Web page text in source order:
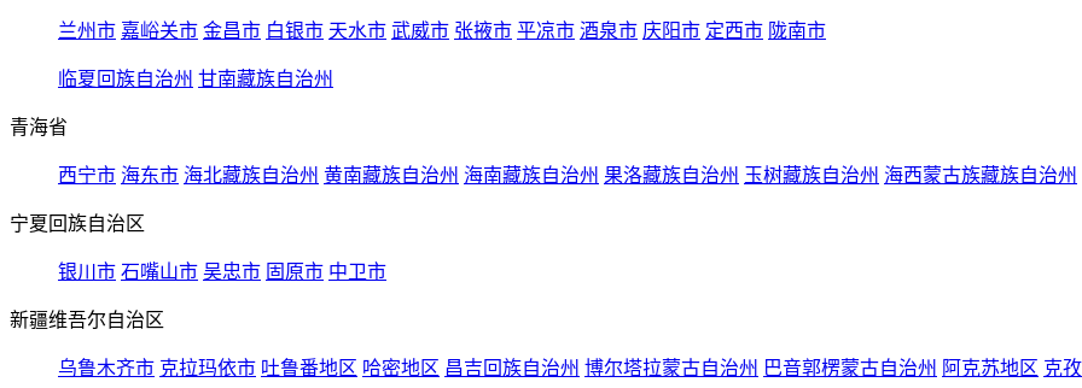
兰州市 嘉峪关市 金昌市 白银市 天水市 武威市 张掖市 平凉市 酒泉市 庆阳市 定西市 陇南市
临夏回族自治州 甘南藏族自治州
青海省
西宁市 海东市 海北藏族自治州 黄南藏族自治州 海南藏族自治州 果洛藏族自治州 玉树藏族自治州 海西蒙古族藏族自治州
宁夏回族自治区
银川市 石嘴山市 吴忠市 固原市 中卫市
新疆维吾尔自治区
乌鲁木齐市 克拉玛依市 吐鲁番地区 哈密地区 昌吉回族自治州 博尔塔拉蒙古自治州 巴音郭楞蒙古自治州 阿克苏地区 克